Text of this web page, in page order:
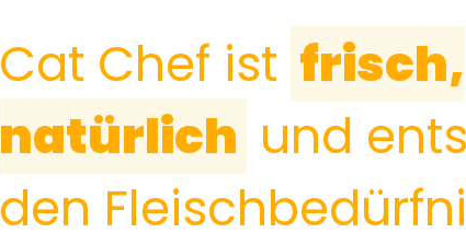
Cat Chef ist frisch,
natürlich und
den